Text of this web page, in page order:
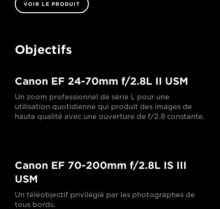
VOIR LE PRODUIT
Objectifs
Canon EF 24-70mm f/2.8L II USM
Un zoom professionnel de série L pour une
utilisation quotidienne qui produit des images de
haute qualité avec une ouverture de f/2.8 constante.
Canon EF 70-200mm f/2.8L IS III
USM
Un téléobjectif privilégié par les photographes de
tous bords.